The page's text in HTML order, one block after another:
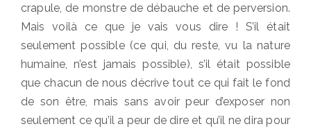
crapule, de monstre de débauche et de perversion.
Mais voilà ce que je vais vous dire ! S’il était
seulement possible (ce qui, du reste, vu la nature
humaine, n’est jamais possible), s’il était possible
que chacun de nous décrive tout ce qui fait le fond
de son être, mais sans avoir peur d’exposer non
seulement ce qu’il a peur de dire et qu’il ne dira pour